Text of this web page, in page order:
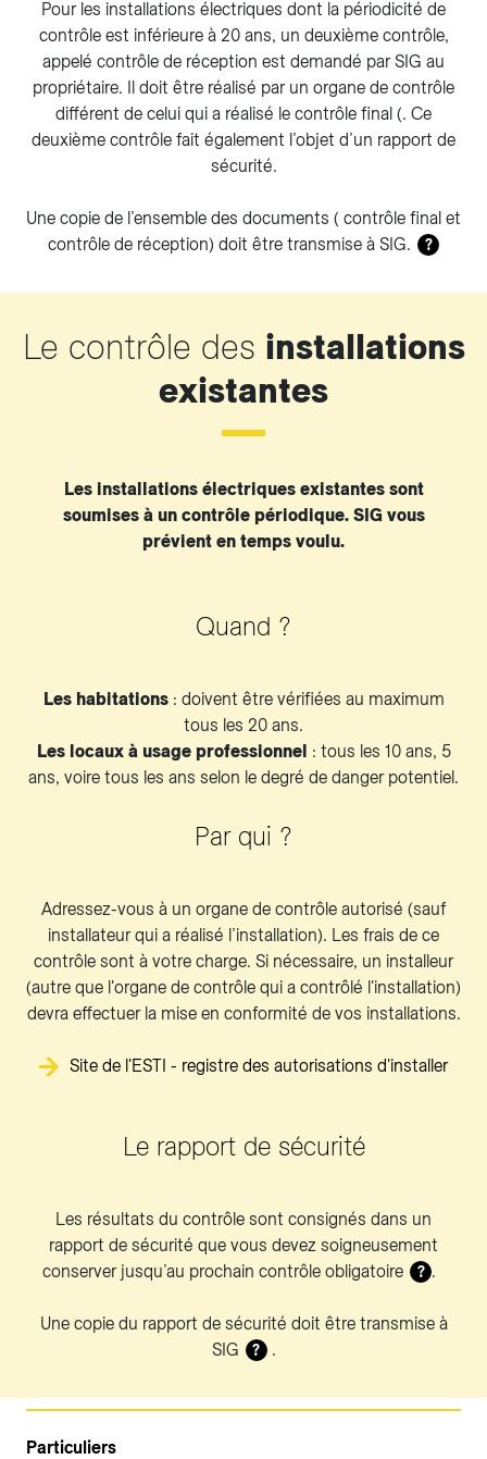
Pour les installations électriques dont la périodicité de
contrôle est inférieure à 20 ans, un deuxième contrôle,
appelé contrôle de réception est demandé par SIG au
propriétaire. Il doit être réalisé par un organe de contrôle
différent de celui qui a réalisé le contrôle final (. Ce
deuxième contrôle fait également l’objet d’un rapport de
sécurité.
Une copie de l’ensemble des documents ( contrôle final et
contrôle de réception) doit être transmise à SIG.
?
Le contrôle des installations
existantes
Les installations électriques existantes sont
soumises à un contrôle périodique. SIG vous
prévient en temps voulu.
Quand ?
Les habitations: doivent être vérifiées au maximum
tous les 20 ans.
Les locaux à usage professionnel : tous les 10 ans, 5
ans, voire tous les ans selon le degré de danger potentiel.
Par qui ?
Adressez-vous à un organe de contrôle autorisé (sauf
installateur qui a réalisé l’installation). Les frais de ce
contrôle sont à votre charge. Si nécessaire, un installeur
(autre que l'organe de contrôle qui a contrôlé l'installation)
devra effectuer la mise en conformité de vos installations.
Site de l'ESTI - registre des autorisations d'installer
Le rapport de sécurité
Les résultats du contrôle sont consignés dans un
rapport de sécurité que vous devez soigneusement
conserver jusqu’au prochain contrôle obligatoire
? .
Une copie du rapport de sécurité doit être transmise à
SIG
? .
Particuliers